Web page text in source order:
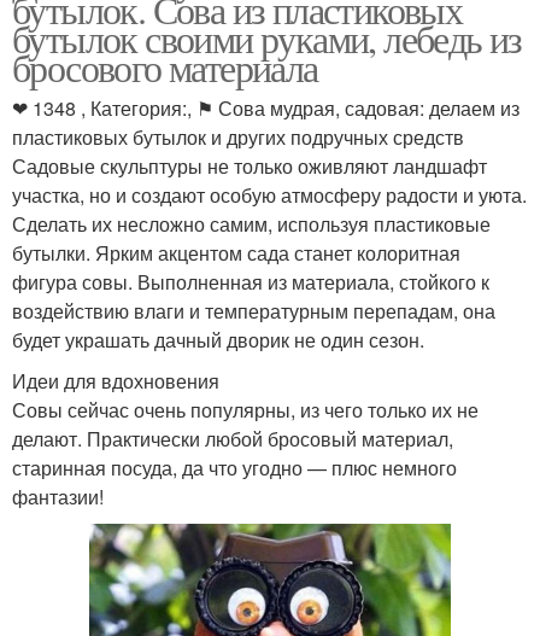
бутылок своими руками, лебедь из
бросового материала
❤ 1348 , Категория:, ⚑ Сова мудрая, садовая: делаем из
пластиковых бутылок и других подручных средств
Садовые скульптуры не только оживляют ландшафт
участка, но и создают особую атмосферу радости и уюта.
Сделать их несложно самим, используя пластиковые
бутылки. Ярким акцентом сада станет колоритная
фигура совы. Выполненная из материала, стойкого к
воздействию влаги и температурным перепадам, она
будет украшать дачный дворик не один сезон.
Идеи для вдохновения
Совы сейчас очень популярны, из чего только их не
делают. Практически любой бросовый материал,
старинная посуда, да что угодно — плюс немного
фантазии!